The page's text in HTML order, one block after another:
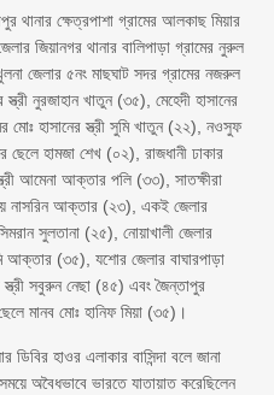
থানার ক্ষেত্রপাশা গ্রামের আলকাছ মিয়ার
জিয়ানগর থানার বালিপাড়া গ্রামের নুরুল
জেলার ৫নং মাছঘাট সদর গ্রামের নজরুল
নুরজাহান খাতুন (৩৫), মেহেদী হাসানের
মোঃ হাসানের স্ত্রী সুমি খাতুন (২২), নওসুফ
ছেলে হামজা শেখ (০২), রাজধানী ঢাকার
আমেনা আক্তার পলি (৩৩), সাতক্ষীরা
নাসরিন আক্তার (২৩), একই জেলার
সুলতানা (২৫), নোয়াখালী জেলার
আক্তার (৩৫), যশোর জেলার বাঘারপাড়া
সবুরুন নেছা (৪৫) এবং জৈন্তাপুর
মানব মোঃ হানিফ মিয়া (৩৫)।
হাওর এলাকার বাসিন্দা বলে জানা
অবৈধভাবে ভারতে যাতায়াত করেছিলেন